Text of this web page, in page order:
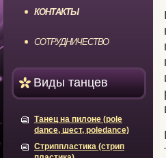
КОНТАКТЫ
СОТРУДНИЧЕСТВО
Виды танцев
Танец на пилоне (pole
dance, шест, poledance)
Стриппластика (стрип